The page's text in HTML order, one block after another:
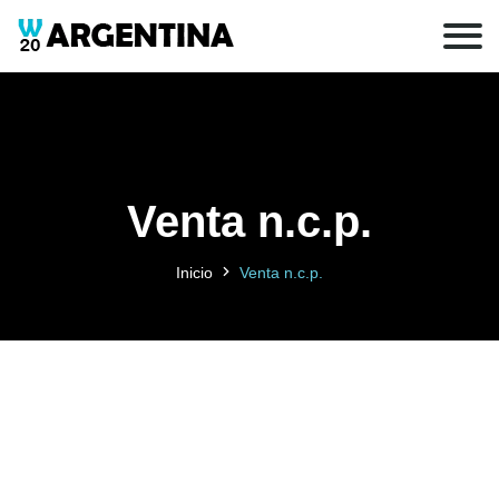
Venta n.c.p.
Inicio Venta n.c.p.